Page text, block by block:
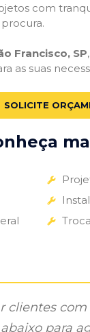
com
Francisco, SP
as suas
SOLICITE
clientes com
para